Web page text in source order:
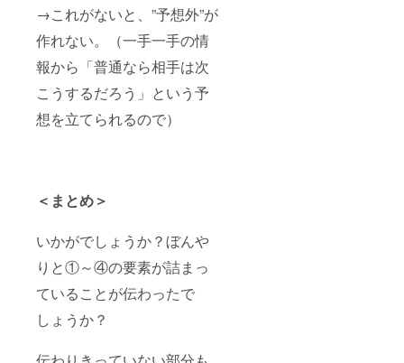
→これがないと、”予想外”が
作れない。（一手一手の情
報から「普通なら相手は次
こうするだろう」という予
想を立てられるので）
＜まとめ＞
いかがでしょうか？ぼんや
りと①～④の要素が詰まっ
ていることが伝わったで
しょうか？